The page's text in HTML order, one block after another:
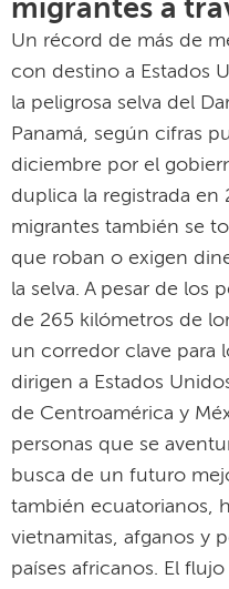
migrantes a
Un récord de más de
con destino a Estados
la peligrosa selva del
Panamá, según cifras
diciembre por el
duplica la registrada en
migrantes también se
que roban o exigen
la selva. A pesar de los
de 265 kilómetros de
un corredor clave para
dirigen a Estados
de Centroamérica y
personas que se
busca de un futuro
también ecuatorianos,
vietnamitas, afganos y
países africanos. El